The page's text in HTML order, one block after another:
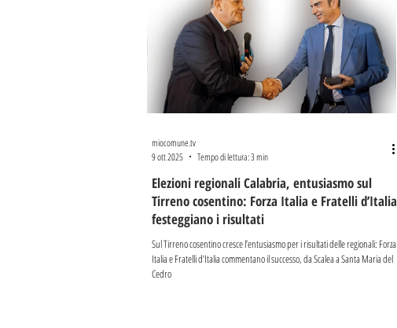
Elezioni regionali Calabria, entusiasmo sul
Tirreno cosentino: Forza Italia e Fratelli d’Italia
festeggiano i risultati
Sul Tirreno cosentino cresce l’entusiasmo per i risultati delle regionali: Forza
Italia e Fratelli d’Italia commentano il successo, da Scalea a Santa Maria del
Cedro
miocomune.tv
9 ott 2025
Tempo di lettura: 3 min